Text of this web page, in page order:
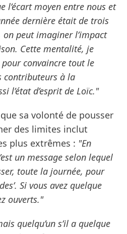
l’écart moyen entre nous et
dernière était de trois
on peut imaginer l’impact
Cette mentalité, je
convaincre tout le
contributeurs à la
l’état d’esprit de Loïc."
sa volonté de pousser
des limites inclut
plus extrêmes : "En
un message selon lequel
toute la journée, pour
Si vous avez quelque
ouverts."
quelqu’un s’il a quelque